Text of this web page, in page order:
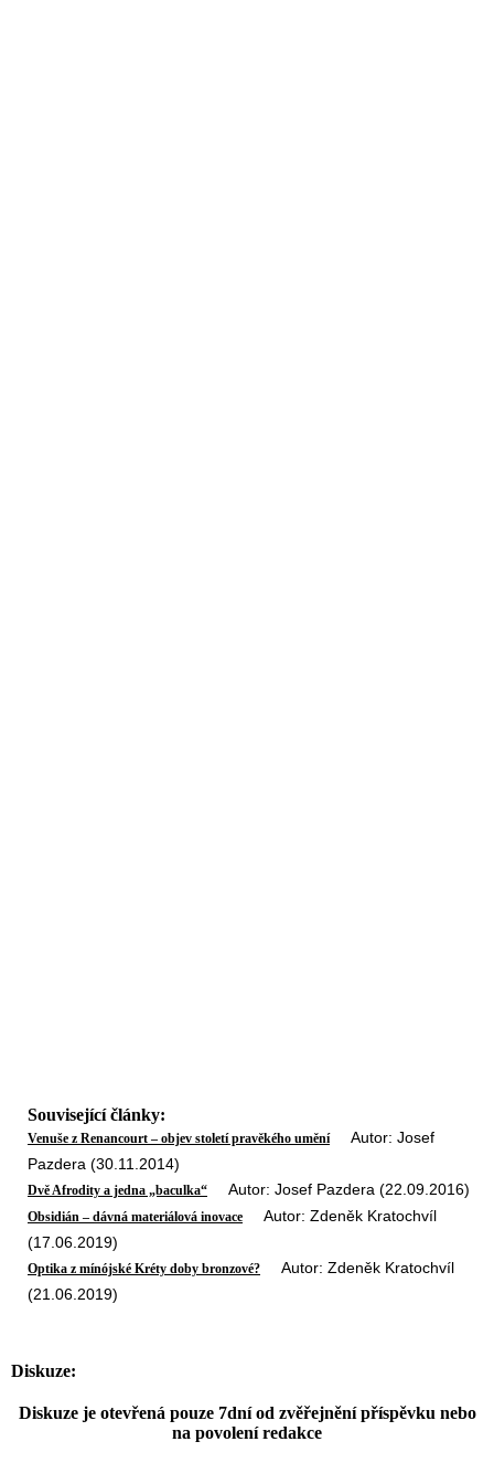
Související články:
Venuše z Renancourt – objev století pravěkého uměníAutor: Josef
Pazdera (30.11.2014)
Dvě Afrodity a jedna „baculka“ Autor: Josef Pazdera (22.09.2016)
Obsidián – dávná materiálová inovace Autor: Zdeněk Kratochvíl
(17.06.2019)
Optika z mínójské Kréty doby bronzové? Autor: Zdeněk Kratochvíl
(21.06.2019)
Diskuze:
Diskuze je otevřená pouze 7dní od zvěřejnění příspěvku nebo
na povolení redakce